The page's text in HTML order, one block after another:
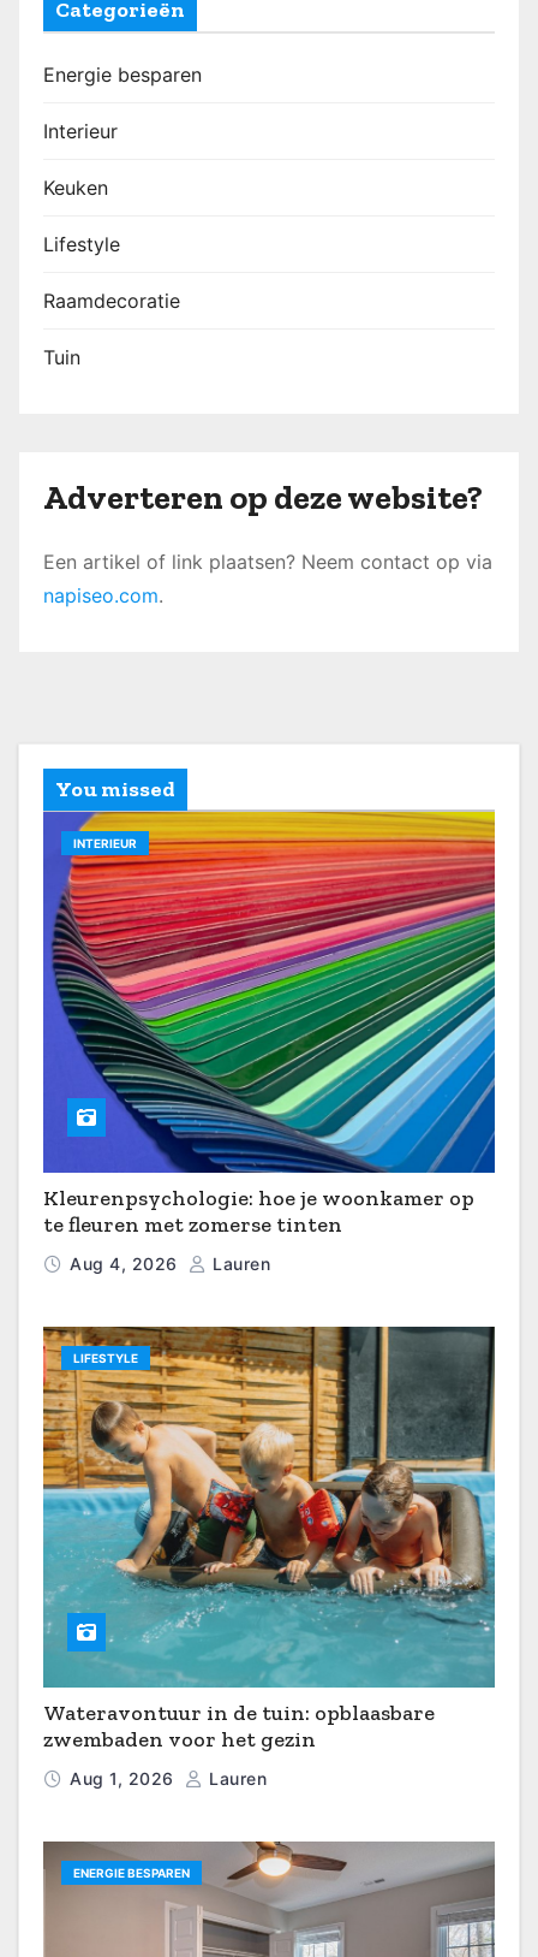
Categorieën
Energie besparen
Interieur
Keuken
Lifestyle
Raamdecoratie
Tuin
Adverteren op deze website?
Een artikel of link plaatsen? Neem contact op via
napiseo.com.
You missed
INTERIEUR
Kleurenpsychologie: hoe je woonkamer op
te fleuren met zomerse tinten
Aug 4, 2026 Lauren
LIFESTYLE
Wateravontuur in de tuin: opblaasbare
zwembaden voor het gezin
Aug 1, 2026 Lauren
ENERGIE BESPAREN